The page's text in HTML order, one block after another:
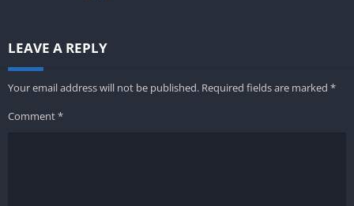
LEAVE A REPLY
Your email address will not be published. Required fields are marked *
Comment*